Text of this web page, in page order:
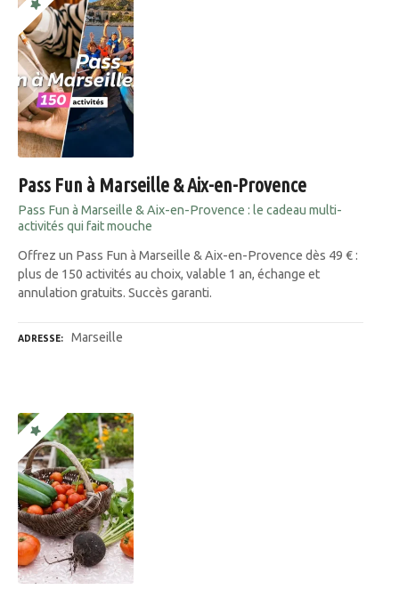
Pass Fun à Marseille & Aix-en-Provence
Pass Fun à Marseille & Aix-en-Provence : le cadeau multi-
activités qui fait mouche
Offrez un Pass Fun à Marseille & Aix-en-Provence dès 49 € :
plus de 150 activités au choix, valable 1 an, échange et
annulation gratuits. Succès garanti.
ADRESSE Marseille